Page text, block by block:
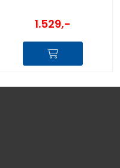
1.529,-